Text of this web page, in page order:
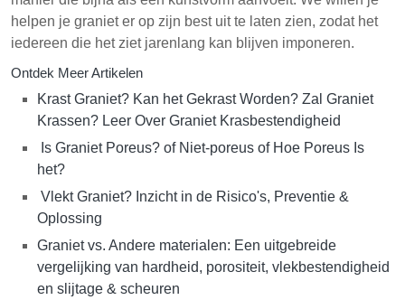
helpen je graniet er op zijn best uit te laten zien, zodat het
iedereen die het ziet jarenlang kan blijven imponeren.
Ontdek Meer Artikelen
Krast Graniet? Kan het Gekrast Worden? Zal Graniet
Krassen? Leer Over Graniet Krasbestendigheid
Is Graniet Poreus? of Niet-poreus of Hoe Poreus Is
het?
Vlekt Graniet? Inzicht in de Risico's, Preventie &
Oplossing
Graniet vs. Andere materialen: Een uitgebreide
vergelijking van hardheid, porositeit, vlekbestendigheid
en slijtage & scheuren